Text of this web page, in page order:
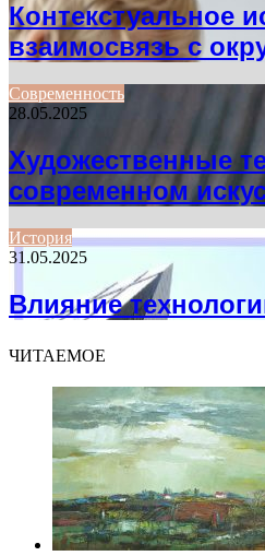
Контекстуальное
взаимосвязь с
Современность
28.05.2025
Художественные
современном
История
31.05.2025
Влияние
ЧИТАЕМОЕ